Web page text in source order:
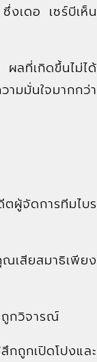
งเดอ เซร์บีเห็น
ผลที่เกิดขึ้นไม่ได้
ามมั่นใจมากกว่า
ผู้จัดการทีมไบร
เสียสมาธิเพียง
ถูกวิจารณ์
ถูกเปิดโปงและ